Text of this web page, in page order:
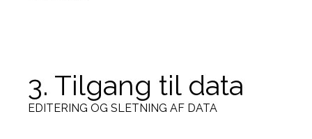
3. Tilgang til data
EDITERING OG SLETNING AF DATA